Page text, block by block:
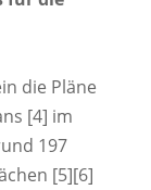
die Pläne
[4] im
197
[5][6]